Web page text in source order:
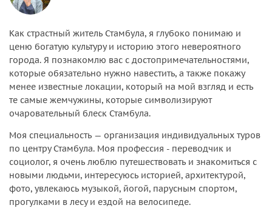
Как страстный житель Стамбула, я глубоко понимаю и
ценю богатую культуру и историю этого невероятного
города. Я познакомлю вас с достопримечательностями,
которые обязательно нужно навестить, а также покажу
менее известные локации, который на мой взгляд и есть
те самые жемчужины, которые символизируют
очаровательный блеск Стамбула.
Моя специальность — организация индивидуальных туров
по центру Стамбула. Моя профессия - переводчик и
социолог, я очень люблю путешествовать и знакомиться с
новыми людьми, интересуюсь историей, архитектурой,
фото, увлекаюсь музыкой, йогой, парусным спортом,
прогулками в лесу и ездой на велосипеде.